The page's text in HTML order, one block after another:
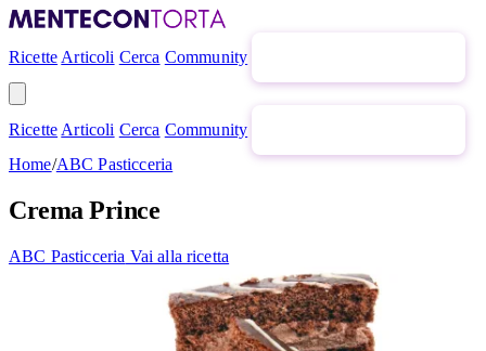
Ricette Articoli Cerca Community
Ricette Articoli Cerca Community
Home/ABC Pasticceria
Crema Prince
ABC Pasticceria Vai alla ricetta